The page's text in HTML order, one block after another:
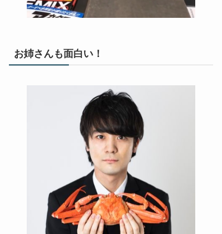
お姉さんも面白い！